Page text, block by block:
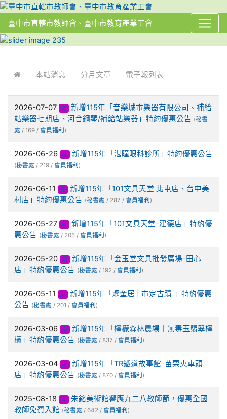
臺中市直轄市教師會、臺中市教育產業工會
本站消息 分月文章 電子報列表
2026-07-07 育
新增115年「音樂城市樂器有限公司、補給
站樂器七期店、河合鋼琴/補給站樂器」特約優惠公告 (秘書
處 / 169 / 會員福利 )
2026-06-26 育 新增115年「湛瞳眼科診所」特約優惠公告
(秘書處 / 219 / 會員福利 )
2026-06-11 育
新增115年「101文具天堂 北屯店、台中美
村店」特約優惠公告 (秘書處 / 287 / 會員福利 )
2026-05-27 育
新增115年「101文具天堂-建德店」特約優
惠公告 (秘書處 / 205 / 會員福利 )
2026-05-20 育
新增115年「金玉堂文具批發廣場-田心
店」特約優惠公告 (秘書處 / 192 / 會員福利 )
2026-05-11 育
新增115年「聚奎居 | 市定古蹟 」特約優惠
公告 (秘書處 / 201 / 會員福利 )
2026-03-06 育
新增115年「檸檬森林農場｜無毒玉翡翠檸
檬」特約優惠公告 (秘書處 / 837 / 會員福利 )
2026-03-04 育
新增115年「TR鐵道故事館-苗栗火車頭
店」特約優惠公告 (秘書處 / 870 / 會員福利 )
2025-08-18 育
朱銘美術館響應九二八教師節，優惠全國
教師免費入館 (秘書處 / 642 / 會員福利 )